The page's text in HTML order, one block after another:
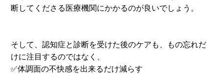
断してくださる医療機関にかかるのが良いでしょう。
そして、認知症と診断を受けた後のケアも、もの忘れだ
けに注目するのではなく、
✅体調面の不快感を出来るだけ減らす